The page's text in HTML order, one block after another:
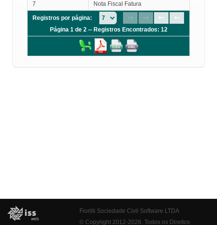
7
Nota Fiscal Fatura
Registros por página:
Página 1 de 2 -- Registros Encontrados: 12
Fiorilli Sociedade Civil Software LTDA
© Copyright 2012-2026. Todos os Direitos